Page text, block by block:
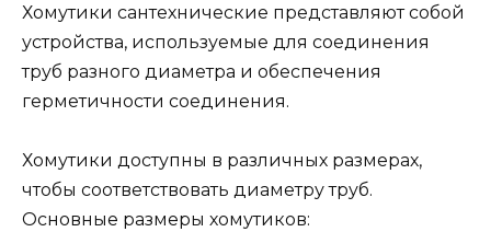
Хомутики сантехнические представляют собой
устройства, используемые для соединения
труб разного диаметра и обеспечения
герметичности соединения.
Хомутики доступны в различных размерах,
чтобы соответствовать диаметру труб.
Основные размеры хомутиков: